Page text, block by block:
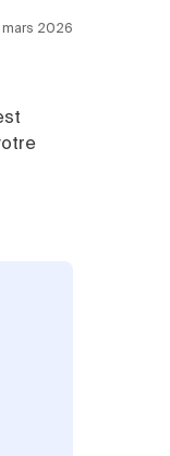
mars 2026